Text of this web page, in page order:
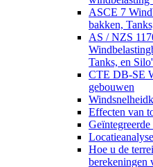
ASCE 7
bakken,
AS / NZS
Tanks, en
CTE DB-SE
gebouwen
Effecten van
Hoe u de
berekeningen